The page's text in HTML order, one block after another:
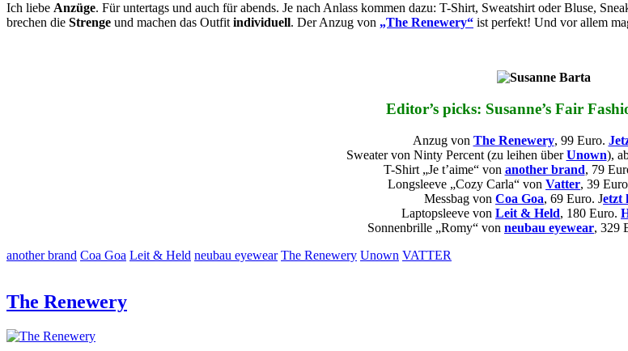
Ich liebe Anzüge. Für untertags und auch für abends. Je nach Anlass kommen dazu: T-Shirt, Sweatshirt oder Bluse,
brechen die Strenge und machen das Outfit individuell. Der Anzug von „The Renewery“ ist perfekt! Und vor allem
Editor’s picks: Susanne’s Fair
Anzug von The Renewery, 99 Euro.
Sweater von Ninty Percent (zu leihen überUnown),
T-Shirt „Je t’aime“ von another brand, 79
Longsleeve „Cozy Carla“ von Vatter, 39
Messbag von Coa Goa, 69 Euro. Jetzt
Laptopsleeve von Leit & Held, 180 Euro.
Sonnenbrille „Romy“ von neubau eyewear, 329
another brand Coa Goa Leit & Held neubau eyewear The Renewery Unown VATTER
The Renewery